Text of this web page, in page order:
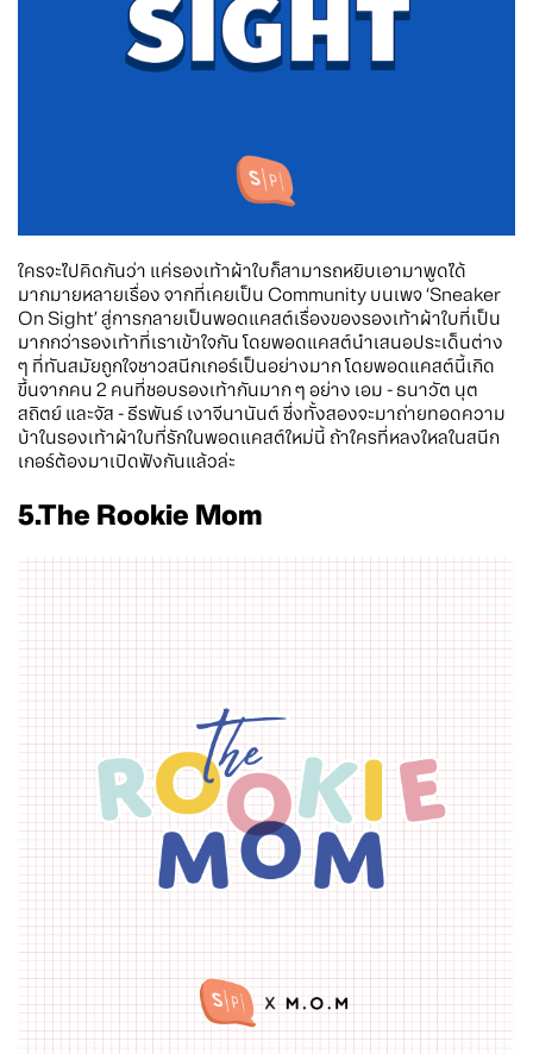
ใครจะไปคิดกันว่า แค่รองเท้าผ้าใบก็สามารถหยิบเอามาพูดได้
มากมายหลายเรื่อง จากที่เคยเป็น Community บนเพจ ‘Sneaker
On Sight’ สู่การกลายเป็นพอดแคสต์เรื่องของรองเท้าผ้าใบที่เป็น
มากกว่ารองเท้าที่เราเข้าใจกัน โดยพอดแคสต์นำเสนอประเด็นต่าง
ๆ ที่ทันสมัยถูกใจชาวสนีกเกอร์เป็นอย่างมาก โดยพอดแคสต์นี้เกิด
ขึ้นจากคน 2 คนที่ชอบรองเท้ากันมาก ๆ อย่าง เอม - ธนาวัต นุต
สถิตย์ และจัส - ธีรพันธ์ เงาจีนานันต์ ซึ่งทั้งสองจะมาถ่ายทอดความ
บ้าในรองเท้าผ้าใบที่รักในพอดแคสต์ใหม่นี้ ถ้าใครที่หลงใหลในสนีก
เกอร์ต้องมาเปิดฟังกันแล้วล่ะ
5.The Rookie Mom